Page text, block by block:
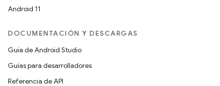
Android 11
DOCUMENTACIÓN Y DESCARGAS
Guía de Android Studio
Guías para desarrolladores
Referencia de API